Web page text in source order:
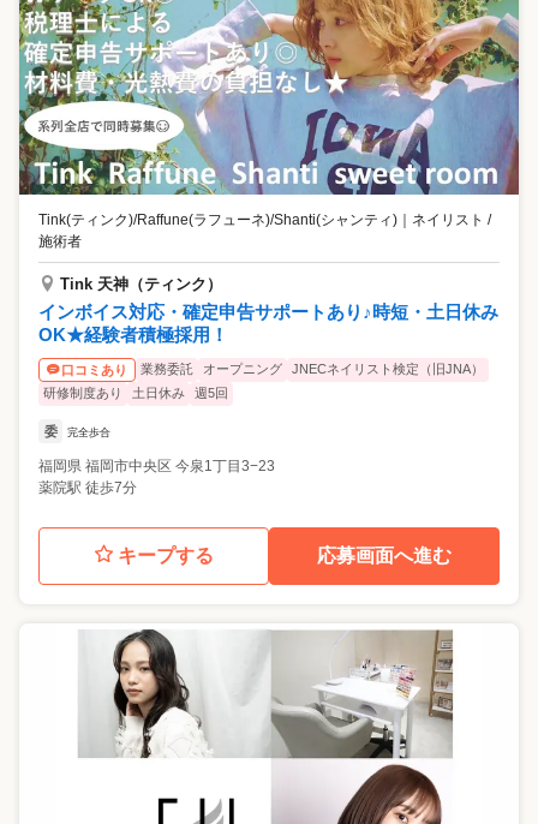
Tink(ティンク)/Raffune(ラフューネ)/Shanti(シャンティ)
ネイリスト /
施術者
Tink 天神（ティンク）
インボイス対応・確定申告サポートあり♪時短・土日休み
OK★経験者積極採用！
口コミあり 業務委託 オープニング
JNECネイリスト検定（旧JNA）
研修制度あり
土日休み 週5回
委 完全歩合
福岡県 福岡市中央区 今泉1丁目3−23
薬院駅 徒歩7分
キープする 応募画面へ進む